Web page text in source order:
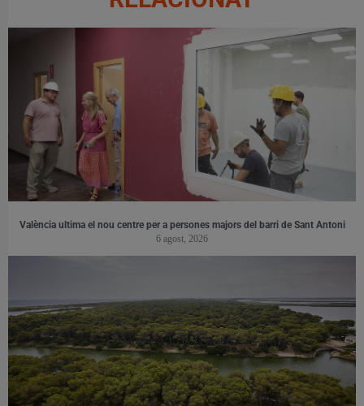
València ultima el nou centre per a persones majors del barri de Sant Antoni
6 agost, 2026